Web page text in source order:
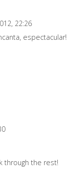
22:26
espectacular!
through the rest!